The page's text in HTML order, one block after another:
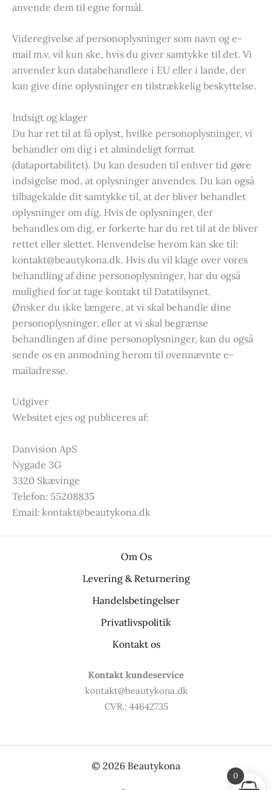
anvende dem til egne formål.
Videregivelse af personoplysninger som navn og e-
mail m.v. vil kun ske, hvis du giver samtykke til det. Vi
anvender kun databehandlere i EU eller i lande, der
kan give dine oplysninger en tilstrækkelig beskyttelse.
Indsigt og klager
Du har ret til at få oplyst, hvilke personoplysninger, vi
behandler om dig i et almindeligt format
(dataportabilitet). Du kan desuden til enhver tid gøre
indsigelse mod, at oplysninger anvendes. Du kan også
tilbagekalde dit samtykke til, at der bliver behandlet
oplysninger om dig. Hvis de oplysninger, der
behandles om dig, er forkerte har du ret til at de bliver
rettet eller slettet. Henvendelse herom kan ske til:
kontakt@beautykona.dk. Hvis du vil klage over vores
behandling af dine personoplysninger, har du også
mulighed for at tage kontakt til Datatilsynet.
Ønsker du ikke længere, at vi skal behandle dine
personoplysninger, eller at vi skal begrænse
behandlingen af dine personoplysninger, kan du også
sende os en anmodning herom til ovennævnte e-
mailadresse.
Udgiver
Websitet ejes og publiceres af:
Danvision ApS
Nygade 3G
3320 Skævinge
Telefon: 55208835
Email: kontakt@beautykona.dk
Om Os
Levering & Returnering
Handelsbetingelser
Privatlivspolitik
Kontakt os
Kontakt kundeservice
kontakt@beautykona.dk
CVR.: 44642735
© 2026 Beautykona
0